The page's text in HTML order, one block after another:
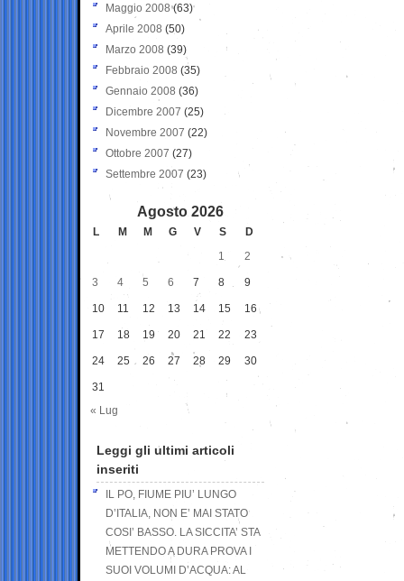
Maggio 2008(63)
Aprile 2008 (50)
Marzo 2008 (39)
Febbraio 2008 (35)
Gennaio 2008 (36)
Dicembre 2007 (25)
Novembre 2007 (22)
Ottobre 2007 (27)
Settembre 2007 (23)
Agosto 2026
L M M G V S
D
1
2
3 4 5 6 7 8 9
10 11 12 13 14 15 16
17 18 19 20 21 22 23
24 25 26 27 28 29 30
31
« Lug
Leggi gli ultimi articoli
inseriti
IL PO, FIUME PIU’ LUNGO
D’ITALIA, NON E’ MAI STATO
COSI’ BASSO. LA SICCITA’ STA
METTENDO A DURA PROVA I
SUOI VOLUMI D’ACQUA: AL